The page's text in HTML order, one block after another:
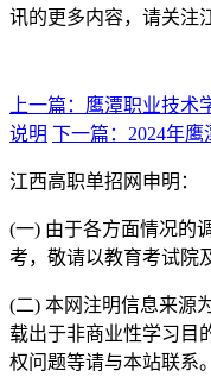
讯的更多内容，请关注
上一篇：鹰潭职业技
说明 下一篇：2024年
江西高职单招网申明：
(一) 由于各方面情况的
考，敬请以教育考试院
(二) 本网注明信息来源
载出于非商业性学习目
权问题等请与本站联系